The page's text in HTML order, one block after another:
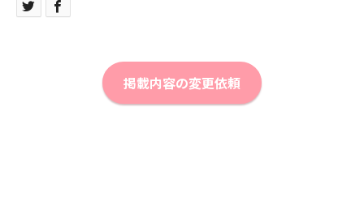
掲載内容の変更依頼